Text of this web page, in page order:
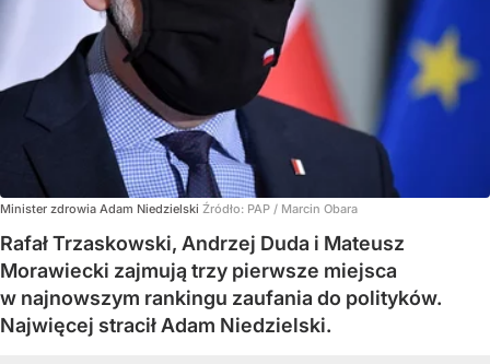
Minister zdrowia Adam Niedzielski Źródło: PAP / Marcin Obara
Rafał Trzaskowski, Andrzej Duda i Mateusz
Morawiecki zajmują trzy pierwsze miejsca
w najnowszym rankingu zaufania do polityków.
Najwięcej stracił Adam Niedzielski.